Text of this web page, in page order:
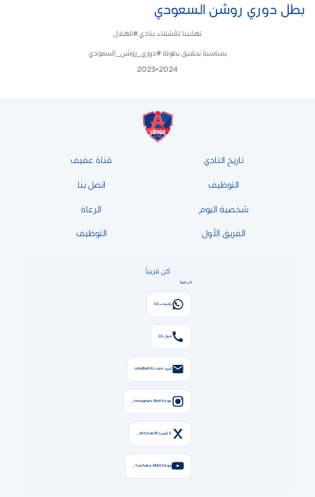
بطل دوري روشن السعودي
تهانينا للأشقاء بنادي ⁧‫#الهلال‬⁩
‏بمناسبة تحقيق بطولة ⁧‫#دوري_روشن_السعودي‬⁩
تاريخ النادي قناة عفيف
التوظيف اتصل بنا
شخصية اليوم الرعاة
الفريق الأول التوظيف
كن قريباً
كن قريبًا
واتساب: 05
اتصال: 05
البريد: info@afiffc.com
Instagram: @afifclup_
X (تويتر): @afifclub_
YouTube: @Afifclup_